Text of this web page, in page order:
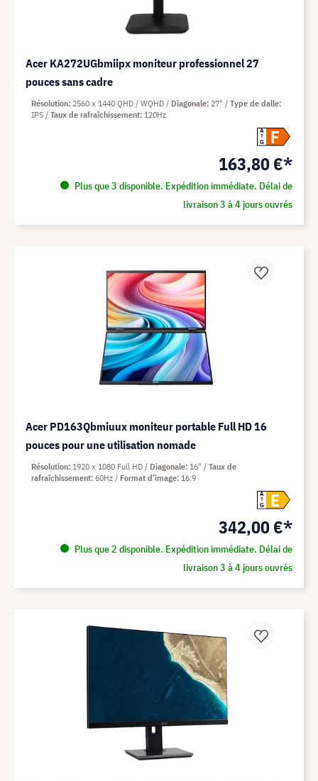
Acer KA272UGbmiipx moniteur professionnel 27
pouces sans cadre
A
G
F
163,80 €*
Plus que 3 disponible. Expédition immédiate. Délai de
livraison 3 à 4 jours ouvrés
Résolution 2560 x 1440 QHD / WQHD Diagonale 27"
Type de dalle
IPS
Taux de rafraîchissement 120Hz
Acer PD163Qbmiuux moniteur portable Full HD 16
pouces pour une utilisation nomade
A
G
E
342,00 €*
Plus que 2 disponible. Expédition immédiate. Délai de
livraison 3 à 4 jours ouvrés
Résolution 1920 x 1080 Full HD Diagonale 16"
Taux de
rafraîchissement 60Hz Format d’image 16:9